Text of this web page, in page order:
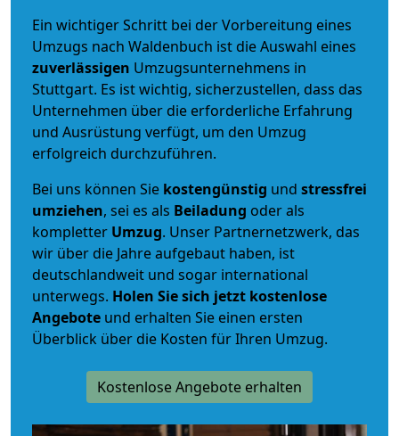
Ein wichtiger Schritt bei der Vorbereitung eines
Umzugs nach Waldenbuch ist die Auswahl eines
zuverlässigen Umzugsunternehmens in
Stuttgart. Es ist wichtig, sicherzustellen, dass das
Unternehmen über die erforderliche Erfahrung
und Ausrüstung verfügt, um den Umzug
erfolgreich durchzuführen.
Bei uns können Sie kostengünstig und stressfrei
umziehen, sei es als Beiladung oder als
kompletter Umzug. Unser Partnernetzwerk, das
wir über die Jahre aufgebaut haben, ist
deutschlandweit und sogar international
unterwegs. Holen Sie sich jetzt kostenlose
Angebote und erhalten Sie einen ersten
Überblick über die Kosten für Ihren Umzug.
Kostenlose Angebote erhalten